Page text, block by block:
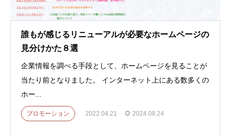
誰もが感じるリニューアルが必要なホームページの
見分けかた８選
企業情報を調べる手段として、ホームページを見ることが
当たり前となりました。 インターネット上にある数多くの
ホー...
プロモーション 2022.04.21 2024.08.24